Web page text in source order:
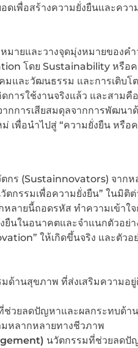
ดเพื่อสร้างความยั่งยืนและคว
มายและวางจุดมุ่งหมายของ
โดย Sustainability หรือค
มและวัฒนธรรม และการเติบ
ารใช้งานจริงแล้ว และสามคื
การเสียสมดุลจากการพัฒนา
พื่อนำไปสู่ “ความยั่งยืน หรือ
ร (Sustainnovators) จากห
กรรมเพื่อความยั่งยืน” ในมิติ
ลายนี้ถอดรหัส ทำความเข้า
นในอนาคตและจำแนกตัวอย่
ให้เกิดขึ้นจริง และตัวอ
มด้านสุขภาพ ที่ส่งเสริมความ
ช่วยลดปัญหาและผลกระทบด้า
หลากหลายทางชีวภาพ
นวัตกรรมที่ช่วยลดปั